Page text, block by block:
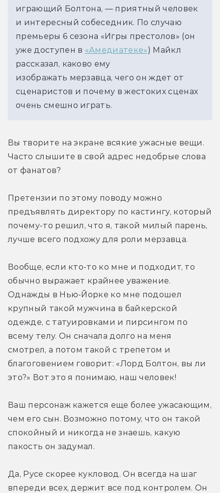
играющий Болтона, — приятный человек
и интересный собеседник. По случаю
премьеры 6 сезона «Игры престолов» (он
уже доступен в «Амедиатеке») Майкл
рассказал, каково ему
изображать мерзавца, чего он ждет от
сценаристов и почему в жестоких сценах
очень смешно играть.
Вы творите на экране всякие ужасные вещи.
Часто слышите в свой адрес недобрые слова
от фанатов?
Претензии по этому поводу можно
предъявлять директору по кастингу, который
почему-то решил, что я, такой милый парень,
лучше всего подхожу для роли мерзавца.
Вообще, если кто-то ко мне и подходит, то
обычно выражает крайнее уважение.
Однажды в Нью-Йорке ко мне подошел
крупный такой мужчина в байкерской
одежде, с татуировками и пирсингом по
всему телу. Он сначала долго на меня
смотрел, а потом такой с трепетом и
благоговением говорит: «Лорд Болтон, вы ли
это?» Вот это я понимаю, наш человек!
Ваш персонаж кажется еще более ужасающим,
чем его сын. Возможно потому, что он такой
спокойный и никогда не знаешь, какую
пакость он задумал.
Да, Русе скорее кукловод. Он всегда на шаг
впереди всех, держит все под контролем. Он